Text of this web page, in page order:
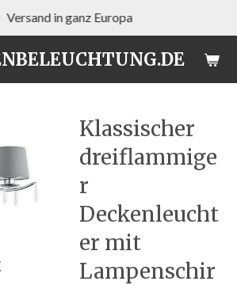
Versand in ganz Europa
Klassischer
dreiflammige
r
Deckenleucht
er mit
Lampenschir